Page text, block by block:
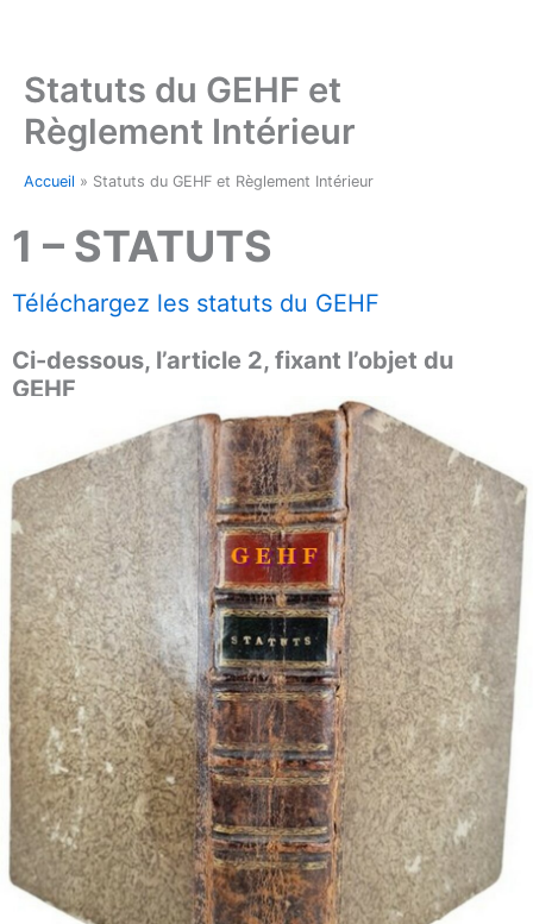
Statuts du GEHF et
Règlement Intérieur
Accueil » Statuts du GEHF et Règlement Intérieur
1 – STATUTS
Téléchargez les statuts du GEHF
Ci-dessous, l’article 2, fixant l’objet du
GEHF